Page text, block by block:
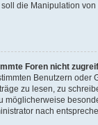
die Manipulation
Foren nicht
Benutzern oder
zu lesen, zu
möglicherweise
nach